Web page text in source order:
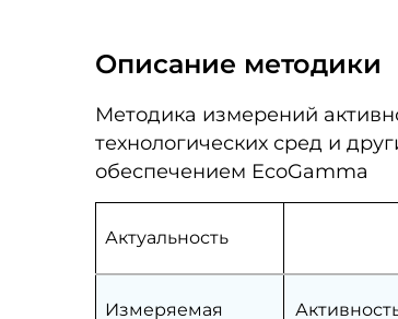
Описание методики
Методика измерений
технологических сред и
обеспечением EcoGamma
Актуальность
Измеряемая